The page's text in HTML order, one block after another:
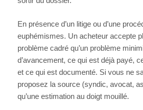
En présence d’un litige ou d’une
euphémismes. Un acheteur accepte
problème cadré qu’un problème
d’avancement, ce qui est déjà payé,
et ce qui est documenté. Si vous ne
proposez la source (syndic, avocat,
qu’une estimation au doigt mouillé.